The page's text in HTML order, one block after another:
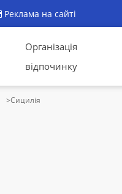
Реклама на сайті
Організація
відпочинку
Сицилія